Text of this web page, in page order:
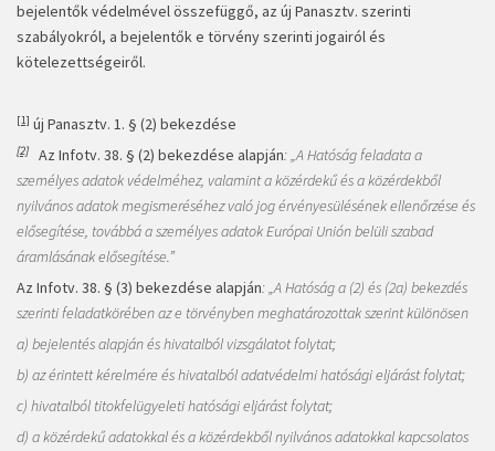
bejelentők védelmével összefüggő, az új Panasztv. szerinti
szabályokról, a bejelentők e törvény szerinti jogairól és
kötelezettségeiről.
[1] új Panasztv. 1. § (2) bekezdése
[2] Az Infotv. 38. § (2) bekezdése alapján: „A Hatóság feladata a
személyes adatok védelméhez, valamint a közérdekű és a közérdekből
nyilvános adatok megismeréséhez való jog érvényesülésének ellenőrzése és
elősegítése, továbbá a személyes adatok Európai Unión belüli szabad
áramlásának elősegítése.”
Az Infotv. 38. § (3) bekezdése alapján: „A Hatóság a (2) és (2a) bekezdés
szerinti feladatkörében az e törvényben meghatározottak szerint különösen
a) bejelentés alapján és hivatalból vizsgálatot folytat;
b) az érintett kérelmére és hivatalból adatvédelmi hatósági eljárást folytat;
c) hivatalból titokfelügyeleti hatósági eljárást folytat;
d) a közérdekű adatokkal és a közérdekből nyilvános adatokkal kapcsolatos